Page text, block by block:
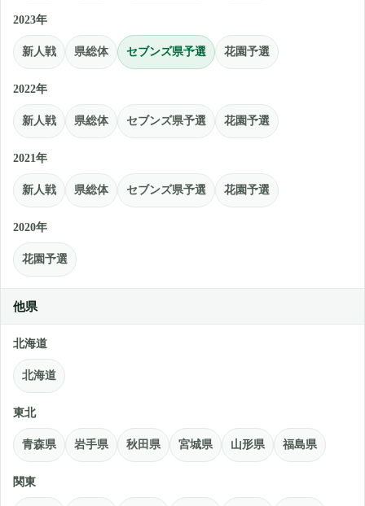
2023年
新人戦 県総体 セブンズ県予選 花園予選
2022年
新人戦 県総体 セブンズ県予選 花園予選
2021年
新人戦 県総体 セブンズ県予選 花園予選
2020年
花園予選
他県
北海道
北海道
東北
青森県 岩手県 秋田県 宮城県 山形県 福島県
関東